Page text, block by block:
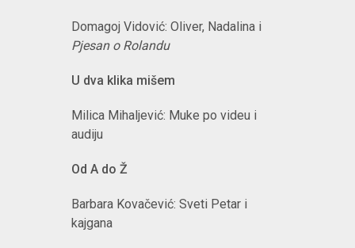
Domagoj Vidović: Oliver, Nadalina i
Pjesan o Rolandu
U dva klika mišem
Milica Mihaljević: Muke po videu i
audiju
Od A do Ž
Barbara Kovačević: Sveti Petar i
kajgana